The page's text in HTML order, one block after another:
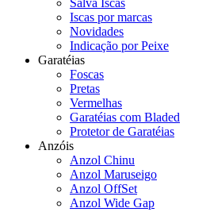
Salva Iscas
Iscas por marcas
Novidades
Indicação por Peixe
Garatéias
Foscas
Pretas
Vermelhas
Garatéias com Bladed
Protetor de Garatéias
Anzóis
Anzol Chinu
Anzol Maruseigo
Anzol OffSet
Anzol Wide Gap